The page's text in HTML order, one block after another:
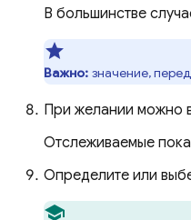
В большинстве
Важно: значение,
При желании можно
Отслеживаемые
Определите или